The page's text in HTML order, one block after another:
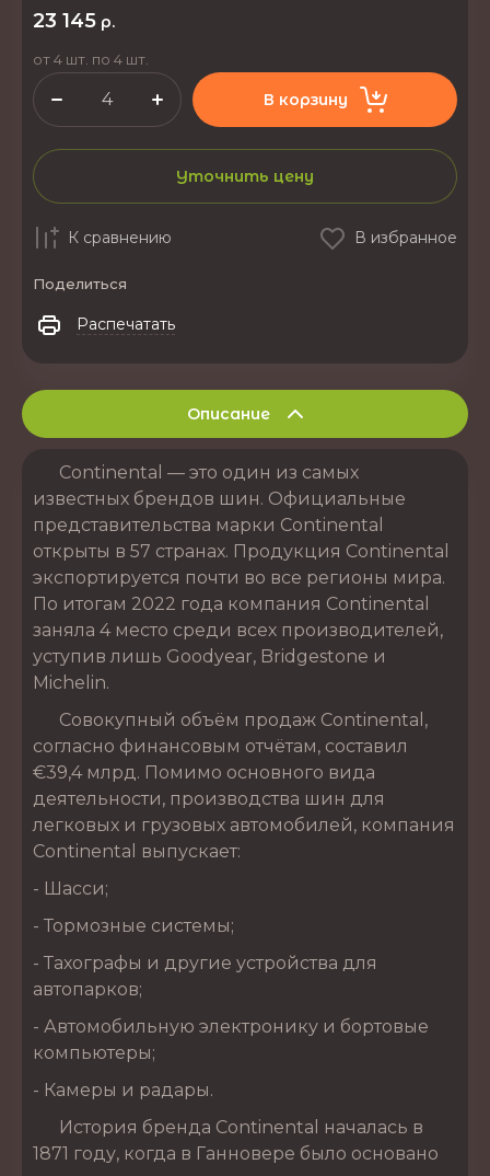
23 145 р.
от 4 шт. по 4 шт.
В корзину
Уточнить цену
К сравнению В избранное
Поделиться
Распечатать
Описание
Continental — это один из самых
известных брендов шин. Официальные
представительства марки Continental
открыты в 57 странах. Продукция Continental
экспортируется почти во все регионы мира.
По итогам 2022 года компания Continental
заняла 4 место среди всех производителей,
уступив лишь Goodyear, Bridgestone и
Michelin.
Совокупный объём продаж Continental,
согласно финансовым отчётам, составил
€39,4 млрд. Помимо основного вида
деятельности, производства шин для
легковых и грузовых автомобилей, компания
Continental выпускает:
- Шасси;
- Тормозные системы;
- Тахографы и другие устройства для
автопарков;
- Автомобильную электронику и бортовые
компьютеры;
- Камеры и радары.
История бренда Continental началась в
1871 году, когда в Ганновере было основано